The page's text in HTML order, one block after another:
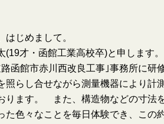
じめまして。
才・函館工業高校卒)と申します。
函館市赤川西改良工事｣事務所に研
らし合せながら測量機器により計
ります。 また、構造物などの寸法
色々なことを毎日体験でき、この